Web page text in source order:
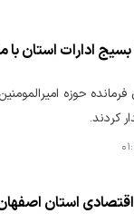
بسیج ادارات استان
حوزه
کردند.
استان